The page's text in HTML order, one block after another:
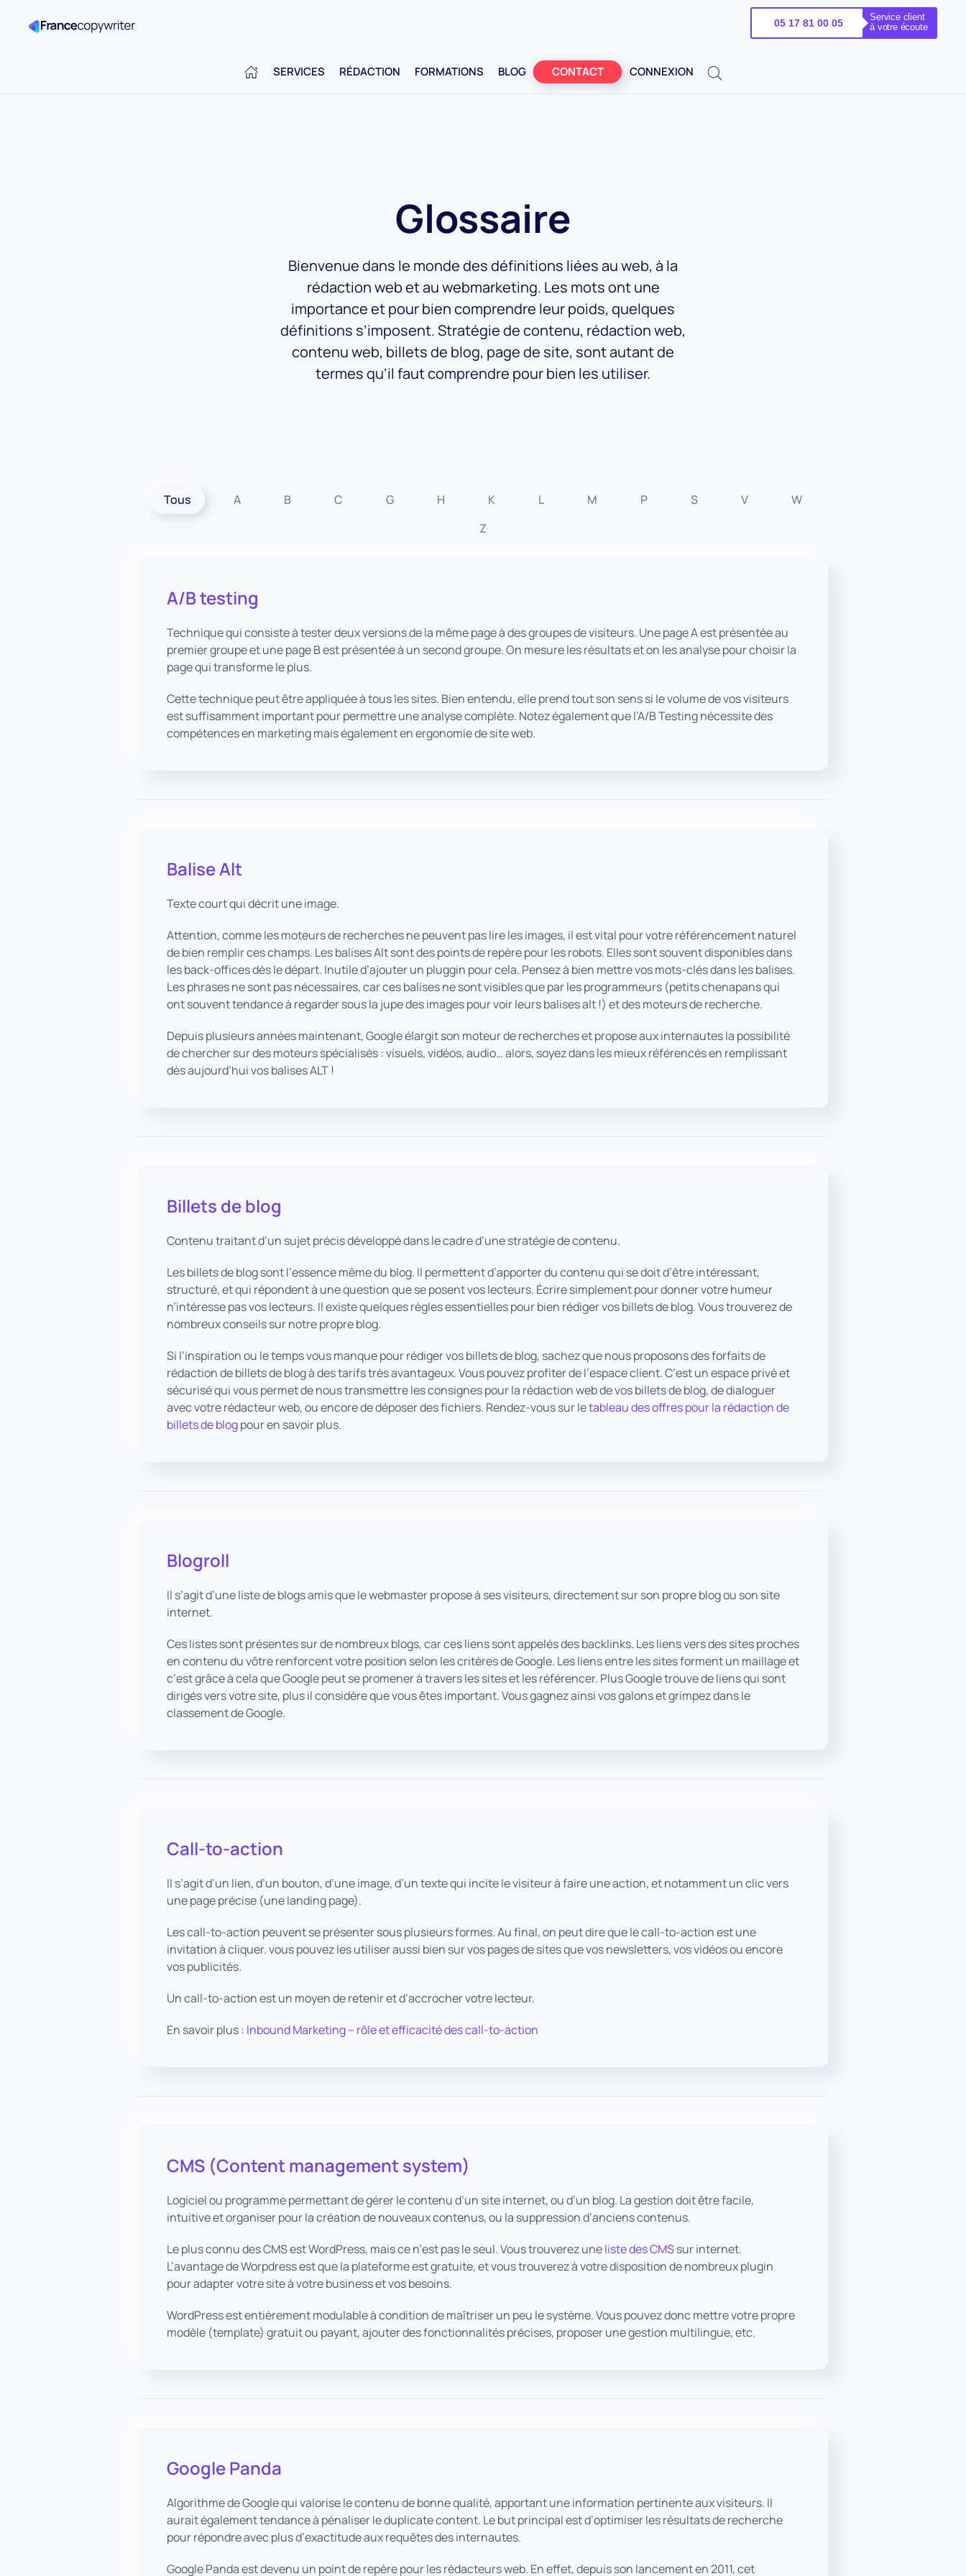
APPELEZ-
05 17 81 00 05
Service client
à votre écoute
SERVICES RÉDACTION FORMATIONS BLOG CONTACT CONNEXION
Glossaire
Bienvenue dans le monde des définitions liées au web, à la
rédaction web et au webmarketing. Les mots ont une
importance et pour bien comprendre leur poids, quelques
définitions s’imposent. Stratégie de contenu, rédaction web,
contenu web, billets de blog, page de site, sont autant de
termes qu’il faut comprendre pour bien les utiliser.
Tous A B C G H K L M P S V
W
Z
A/B testing
Technique qui consiste à tester deux versions de la même page à des groupes de visiteurs. Une page A est présentée au
premier groupe et une page B est présentée à un second groupe. On mesure les résultats et on les analyse pour choisir la
page qui transforme le plus.
Cette technique peut être appliquée à tous les sites. Bien entendu, elle prend tout son sens si le volume de vos visiteurs
est suffisamment important pour permettre une analyse complète. Notez également que l’A/B Testing nécessite des
compétences en marketing mais également en ergonomie de site web.
Balise Alt
Texte court qui décrit une image.
Attention, comme les moteurs de recherches ne peuvent pas lire les images, il est vital pour votre référencement naturel
de bien remplir ces champs. Les balises Alt sont des points de repère pour les robots. Elles sont souvent disponibles dans
les back-offices dès le départ. Inutile d’ajouter un pluggin pour cela. Pensez à bien mettre vos mots-clés dans les balises.
Les phrases ne sont pas nécessaires, car ces balises ne sont visibles que par les programmeurs (petits chenapans qui
ont souvent tendance à regarder sous la jupe des images pour voir leurs balises alt !) et des moteurs de recherche.
Depuis plusieurs années maintenant, Google élargit son moteur de recherches et propose aux internautes la possibilité
de chercher sur des moteurs spécialisés : visuels, vidéos, audio… alors, soyez dans les mieux référencés en remplissant
dès aujourd’hui vos balises ALT !
Billets de blog
Contenu traitant d’un sujet précis développé dans le cadre d’une stratégie de contenu.
Les billets de blog sont l’essence même du blog. Il permettent d’apporter du contenu qui se doit d’être intéressant,
structuré, et qui répondent à une question que se posent vos lecteurs. Écrire simplement pour donner votre humeur
n’intéresse pas vos lecteurs. Il existe quelques règles essentielles pour bien rédiger vos billets de blog. Vous trouverez de
nombreux conseils sur notre propre blog.
Si l’inspiration ou le temps vous manque pour rédiger vos billets de blog, sachez que nous proposons des forfaits de
rédaction de billets de blog à des tarifs très avantageux. Vous pouvez profiter de l’espace client. C’est un espace privé et
sécurisé qui vous permet de nous transmettre les consignes pour la rédaction web de vos billets de blog, de dialoguer
avec votre rédacteur web, ou encore de déposer des fichiers. Rendez-vous sur letableau des offres pour la rédaction de
billets de blogpour en savoir plus.
Blogroll
Il s’agit d’une liste de blogs amis que le webmaster propose à ses visiteurs, directement sur son propre blog ou son site
internet.
Ces listes sont présentes sur de nombreux blogs, car ces liens sont appelés des backlinks. Les liens vers des sites proches
en contenu du vôtre renforcent votre position selon les critères de Google. Les liens entre les sites forment un maillage et
c’est grâce à cela que Google peut se promener à travers les sites et les référencer. Plus Google trouve de liens qui sont
dirigés vers votre site, plus il considère que vous êtes important. Vous gagnez ainsi vos galons et grimpez dans le
classement de Google.
Call-to-action
Il s’agit d’un lien, d’un bouton, d’une image, d’un texte qui incite le visiteur à faire une action, et notamment un clic vers
une page précise (une landing page).
Les call-to-action peuvent se présenter sous plusieurs formes. Au final, on peut dire que le call-to-action est une
invitation à cliquer. vous pouvez les utiliser aussi bien sur vos pages de sites que vos newsletters, vos vidéos ou encore
vos publicités.
Un call-to-action est un moyen de retenir et d’accrocher votre lecteur.
En savoir plus : Inbound Marketing – rôle et efficacité des call-to-action
CMS (Content management system)
Logiciel ou programme permettant de gérer le contenu d’un site internet, ou d’un blog. La gestion doit être facile,
intuitive et organiser pour la création de nouveaux contenus, ou la suppression d’anciens contenus.
Le plus connu des CMS est WordPress, mais ce n’est pas le seul. Vous trouverez uneliste des CMSsur internet.
L’avantage de Worpdress est que la plateforme est gratuite, et vous trouverez à votre disposition de nombreux plugin
pour adapter votre site à votre business et vos besoins.
WordPress est entièrement modulable à condition de maîtriser un peu le système. Vous pouvez donc mettre votre propre
modèle (template) gratuit ou payant, ajouter des fonctionnalités précises, proposer une gestion multilingue, etc.
Google Panda
Algorithme de Google qui valorise le contenu de bonne qualité, apportant une information pertinente aux visiteurs. Il
aurait également tendance à pénaliser le duplicate content. Le but principal est d’optimiser les résultats de recherche
pour répondre avec plus d’exactitude aux requêtes des internautes.
Google Panda est devenu un point de repère pour les rédacteurs web. En effet, depuis son lancement en 2011, cet